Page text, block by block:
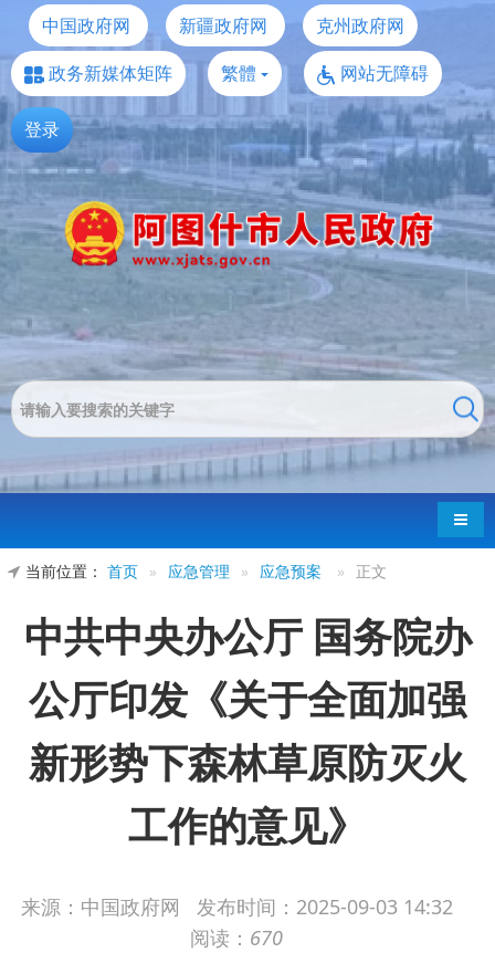
中国政府网 新疆政府网
克州政府网
政务新媒体矩阵
繁體 网站无障碍
登录
导航
当前位置： 首页 » 应急管理 » 应急预案 » 正文
中共中央办公厅 国务院办
公厅印发《关于全面加强
新形势下森林草原防灭火
工作的意见》
来源：中国政府网 发布时间： 2025-09-03 14:32
阅读： 670
中共中央办公厅、国务院办公厅印发了《关于